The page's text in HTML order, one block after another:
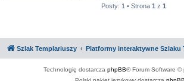
Posty: 1 • Strona 1 z 1
Szlak Templariuszy Platformy interaktywne Szlaku
Technologię dostarcza phpBB® Forum Software ©